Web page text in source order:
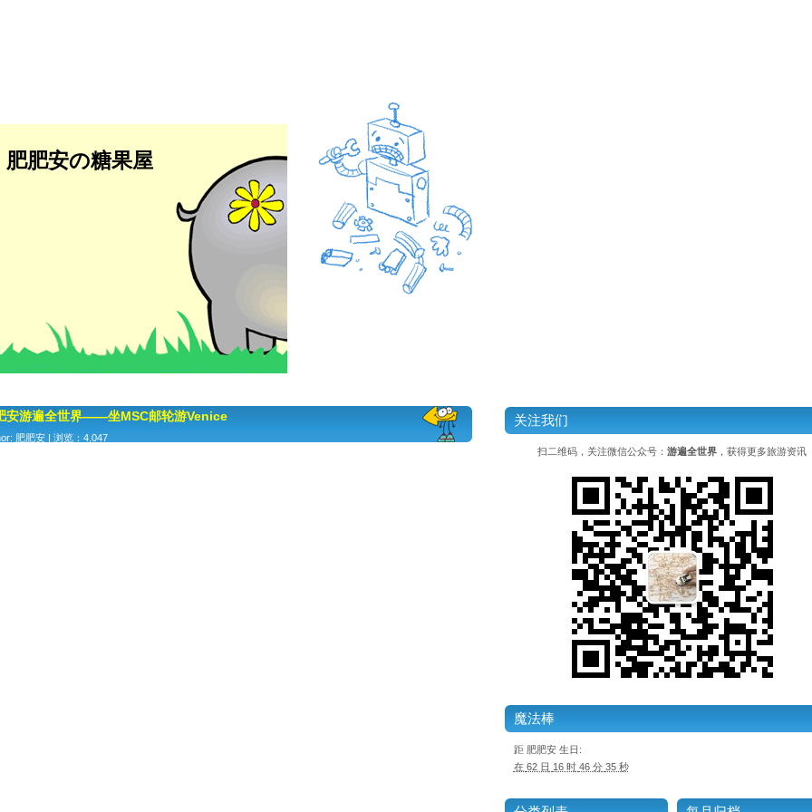
肥肥安の糖果屋
安游遍全世界——坐MSC邮轮游Venice
肥肥安 | 浏览：4,047
关注我们
扫二维码，关注微信公众号： 游遍全世界 ，获得更多旅游资讯
魔法棒
距 肥肥安 生日 :
在 62 日 16 时 46 分 34 秒